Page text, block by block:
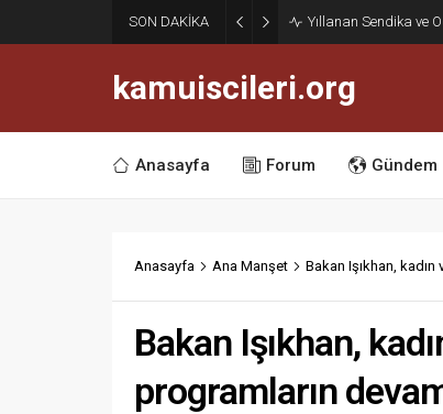
SON DAKİKA
Haziran Enflasyonu
İşçilerine Yüzde
kamuiscileri.org
Anasayfa Forum Gündem
Anasayfa Ana Manşet Bakan Işıkhan,
Bakan Işıkhan,
programların